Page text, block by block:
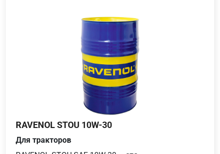
RAVENOL STOU 10W-30
Для тракторов